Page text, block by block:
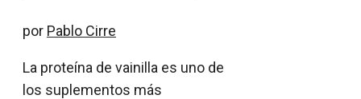
por Pablo Cirre
La proteína de vainilla es uno de
los suplementos más